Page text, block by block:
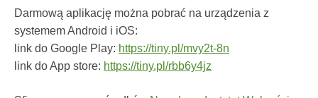
Darmową aplikację można pobrać na urządzenia z
systemem Android i iOS:
link do Google Play: https://tiny.pl/mvy2t-8n
link do App store: https://tiny.pl/rbb6y4jz